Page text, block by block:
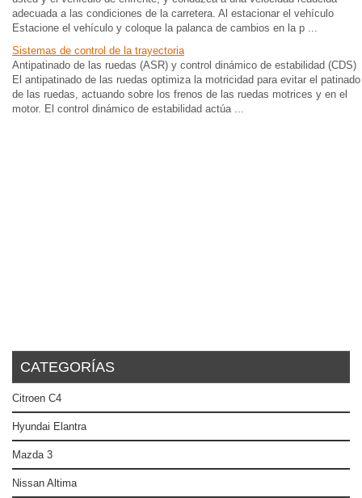
adecuada a las condiciones de la carretera. Al estacionar el vehículo
Estacione el vehículo y coloque la palanca de cambios en la p ...
Sistemas de control de la trayectoria
Antipatinado de las ruedas (ASR) y control dinámico de estabilidad (CDS)
El antipatinado de las ruedas optimiza la motricidad para evitar el patinado
de las ruedas, actuando sobre los frenos de las ruedas motrices y en el
motor. El control dinámico de estabilidad actúa ...
CATEGORÍAS
Citroen C4
Hyundai Elantra
Mazda 3
Nissan Altima